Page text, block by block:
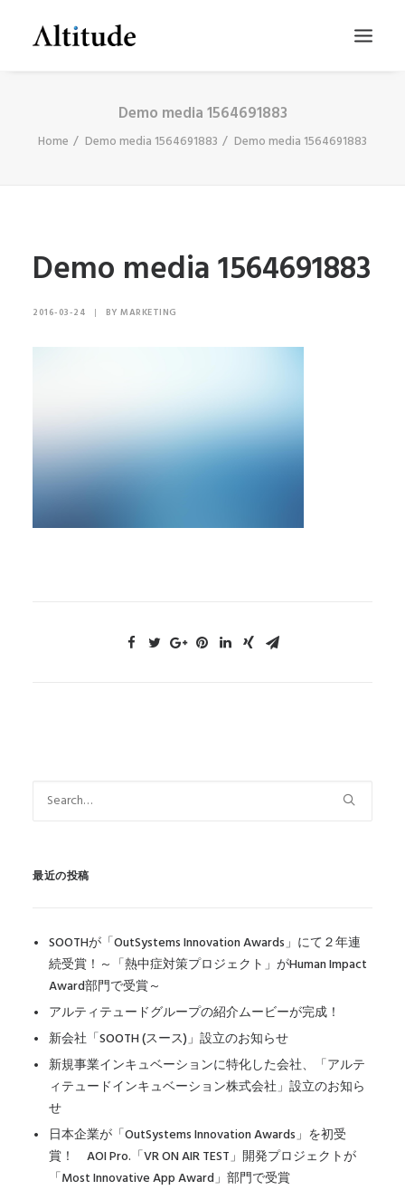
Demo media 1564691883
Home Demo media 1564691883 Demo media 1564691883
Demo media 1564691883
2016-03-24 | BY MARKETING
最近の投稿
SOOTHが「OutSystems Innovation Awards」にて２年連
続受賞！～「熱中症対策プロジェクト」がHuman Impact
Award部門で受賞～
アルティテュードグループの紹介ムービーが完成！
新会社「SOOTH (スース)」設立のお知らせ
新規事業インキュベーションに特化した会社、「アルテ
ィテュードインキュベーション株式会社」設立のお知ら
せ
日本企業が「OutSystems Innovation Awards」を初受
賞！ AOI Pro.「VR ON AIR TEST」開発プロジェクトが
「Most Innovative App Award」部門で受賞